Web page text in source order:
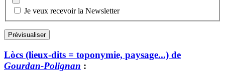
Je veux recevoir la Newsletter
Lòcs (lieux-dits = toponymie, paysage...) de
Gourdan-Polignan :